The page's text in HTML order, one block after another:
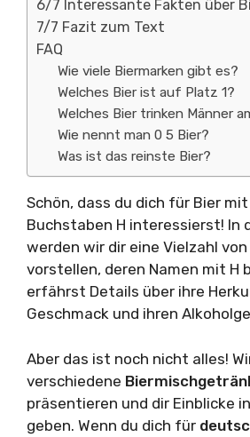
6/7 Interessante Fakten über
7/7 Fazit zum Text
FAQ
Wie viele Biermarken gibt es?
Welches Bier ist auf Platz 1?
Welches Bier trinken Männer
Wie nennt man 0 5 Bier?
Was ist das reinste Bier?
Schön, dass du dich für Bier
Buchstaben H interessierst! In
werden wir dir eine Vielzahl von
vorstellen, deren Namen mit H
erfährst Details über ihre
Geschmack und ihren
Aber das ist noch nicht alles!
verschiedene
präsentieren und dir Einblicke
geben. Wenn du dich für